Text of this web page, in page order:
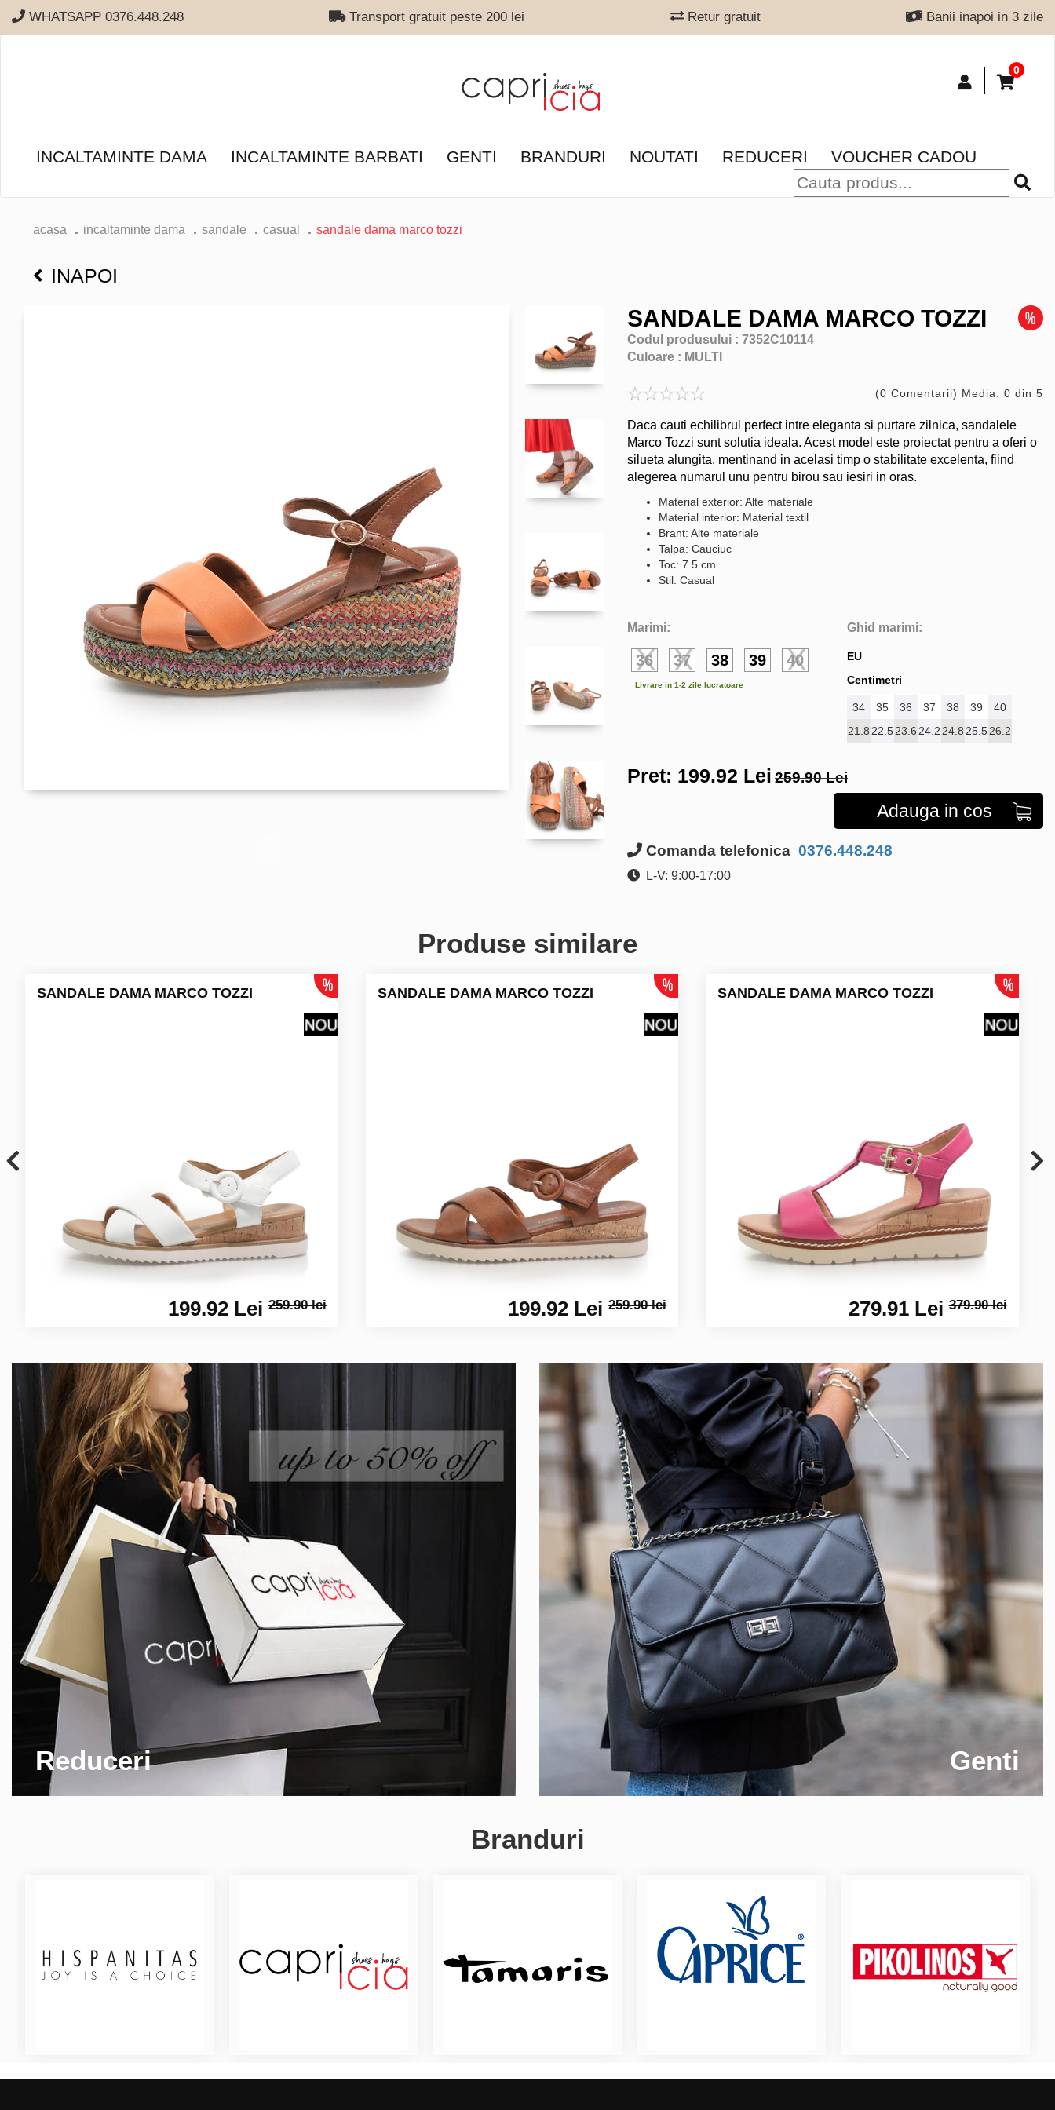
WHATSAPP 0376.448.248 Transport gratuit peste 200 lei Retur gratuit Banii inapoi in 3 zile
0
INCALTAMINTE DAMA INCALTAMINTE BARBATI GENTI BRANDURI NOUTATI REDUCERI VOUCHER CADOU
acasa incaltaminte dama sandale casual sandale dama marco tozzi
INAPOI
SANDALE DAMA MARCO TOZZI
Codul produsului : 7352C10114
Culoare : MULTI
(0 Comentarii) Media: 0 din 5
Daca cauti echilibrul perfect intre eleganta si purtare zilnica, sandalele
Marco Tozzi sunt solutia ideala. Acest model este proiectat pentru a oferi o
silueta alungita, mentinand in acelasi timp o stabilitate excelenta, fiind
alegerea numarul unu pentru birou sau iesiri in oras.
Material exterior: Alte materiale
Material interior: Material textil
Brant: Alte materiale
Talpa: Cauciuc
Toc: 7.5 cm
Stil: Casual
Marimi:
36 37 38 39 40
Livrare in 1-2 zile lucratoare
Ghid marimi:
EU
Centimetri
34 35 36 37 38 39
40
21.8 22.523.6 24.2 24.8 25.526.2
Pret: 199.92 Lei 259.90 Lei
Adauga in cos
Comanda telefonica 0376.448.248
L-V: 9:00-17:00
Produse similare
SANDALE DAMA MARCO TOZZI
199.92 Lei259.90 lei
SANDALE DAMA MARCO TOZZI
199.92 Lei259.90 lei
SANDALE DAMA MARCO TOZZI
279.91 Lei379.90 lei
Reduceri Genti
Branduri